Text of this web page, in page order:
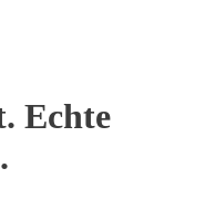
Echte